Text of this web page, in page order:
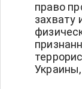
право
захвату